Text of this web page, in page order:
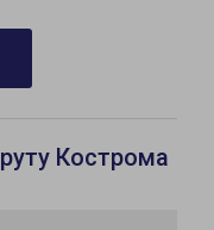
Кострома